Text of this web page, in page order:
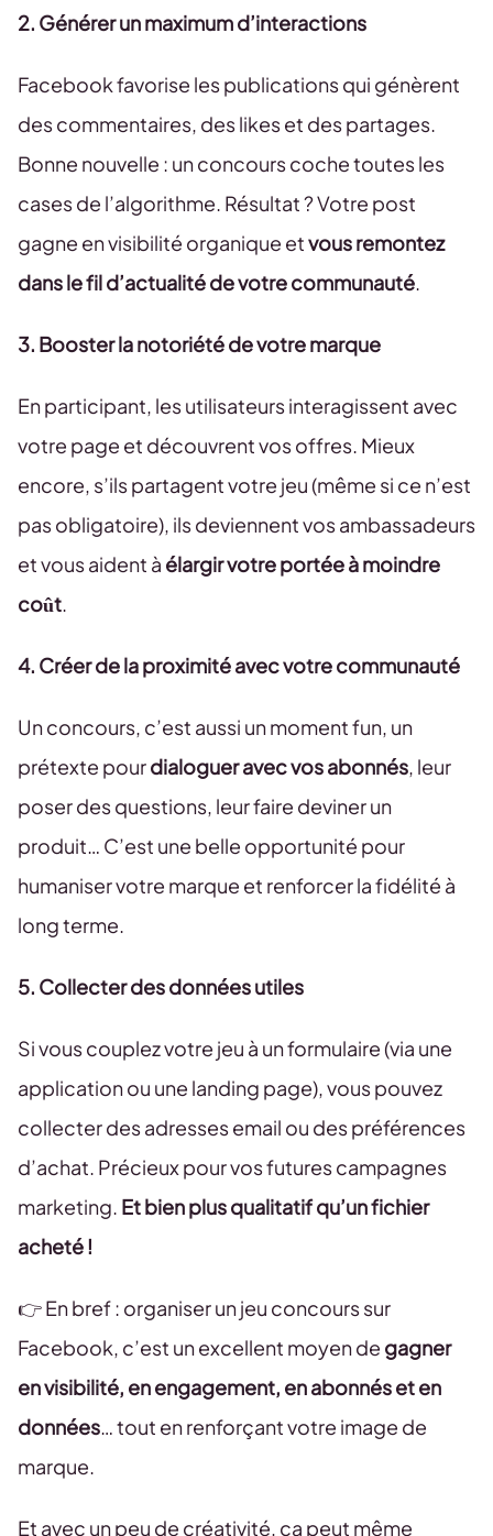
2. Générer un maximum d’interactions
Facebook favorise les publications qui génèrent
des commentaires, des likes et des partages.
Bonne nouvelle : un concours coche toutes les
cases de l’algorithme. Résultat ? Votre post
gagne en visibilité organique etvous remontez
dans le fil d’actualité de votre communauté.
3. Booster la notoriété de votre marque
En participant, les utilisateurs interagissent avec
votre page et découvrent vos offres. Mieux
encore, s’ils partagent votre jeu (même si ce n’est
pas obligatoire), ils deviennent vos ambassadeurs
et vous aident à élargir votre portée à moindre
coût.
4. Créer de la proximité avec votre communauté
Un concours, c’est aussi un moment fun, un
prétexte pourdialoguer avec vos abonnés, leur
poser des questions, leur faire deviner un
produit… C’est une belle opportunité pour
humaniser votre marque et renforcer la fidélité à
long terme.
5. Collecter des données utiles
Si vous couplez votre jeu à un formulaire (via une
application ou une landing page), vous pouvez
collecter des adresses email ou des préférences
d’achat. Précieux pour vos futures campagnes
marketing. Et bien plus qualitatif qu’un fichier
acheté !
👉 En bref : organiser un jeu concours sur
Facebook, c’est un excellent moyen de gagner
en visibilité, en engagement, en abonnés et en
données… tout en renforçant votre image de
marque.
Et avec un peu de créativité, ça peut même